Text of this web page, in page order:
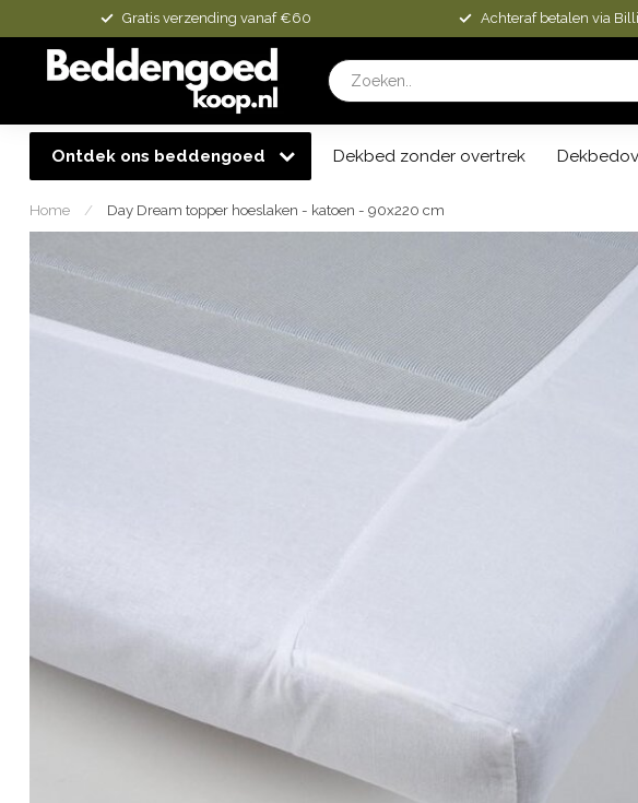
Gratis verzending vanaf €60 Achteraf betalen via
Ontdek ons beddengoed Dekbed zonder overtrek
Home / Day Dream topper hoeslaken - katoen - 90x220 cm